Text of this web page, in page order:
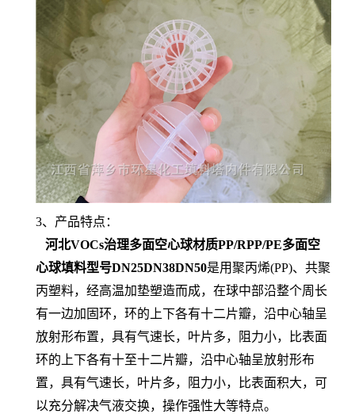
3、产品特点：
河北VOCs治理多面空心球材质PP/RPP/PE多面空
心球填料型号DN25DN38DN50是用聚丙烯(PP)、共聚
丙塑料，经高温加垫塑造而成，在球中部沿整个周长
有一边加固环，环的上下各有十二片瓣，沿中心轴呈
放射形布置，具有气速长，叶片多，阻力小，比表面
环的上下各有十至十二片瓣，沿中心轴呈放射形布
置，具有气速长，叶片多，阻力小，比表面积大，可
以充分解决气液交换，操作强性大等特点。